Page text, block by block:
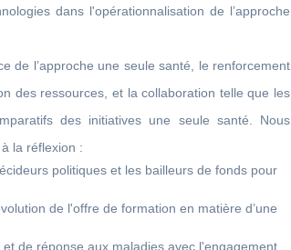
dans l'opérationnalisation de l’approche
de l’approche une seule santé, le renforcement
des ressources, et la collaboration telle que les
des initiatives une seule santé. Nous
la réflexion :
politiques et les bailleurs de fonds pour
de l'offre de formation en matière d’une
de réponse aux maladies avec l'engagement